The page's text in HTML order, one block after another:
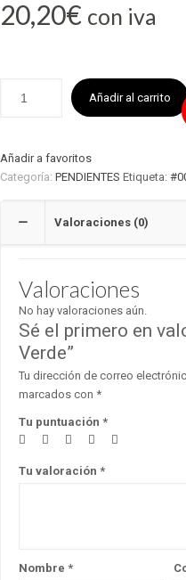
20,20€ con iva
Añadir al carrito
Añadir a favoritos
Categoría: PENDIENTES Etiqueta:
Valoraciones (0)
Valoraciones
No hay valoraciones aún.
Sé el primero en
Verde”
Tu dirección de correo
marcados con *
Tu puntuación *
Tu valoración *
Nombre *